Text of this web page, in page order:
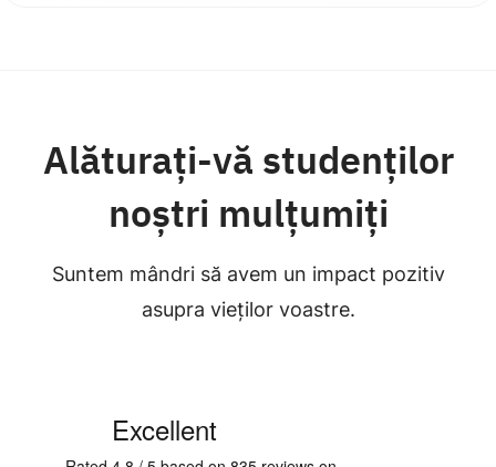
Alăturați-vă studenților
noștri mulțumiți
Suntem mândri să avem un impact pozitiv
asupra vieților voastre.